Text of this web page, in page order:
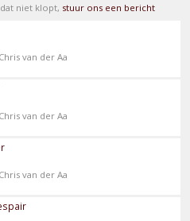
niet klopt, stuur ons een bericht
van der Aa
van der Aa
van der Aa